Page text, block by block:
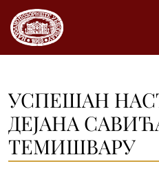
УСПЕШАН
ДЕЈАНА
ТЕМИШВАРУ